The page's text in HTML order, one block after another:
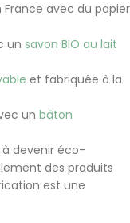
France avec du papier
un savon BIO au lait
et fabriquée à la
un bâton
devenir éco-
des produits
est une